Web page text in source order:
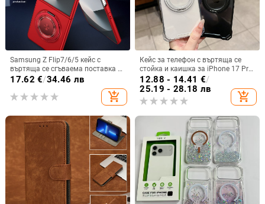
Samsung Z Flip7/6/5 кейс с
въртяща се сгъваема поставка и
магнитна скоба, 360° въртене,
поликарбонатен корпус
17.62 €/34.46 лв
add_shopping_cart
Кейс за телефон с въртяща се
стойка и каишка за iPhone 17 Pro
Max, 16, 15 и iPhone 11
12.88 - 14.41 €/
25.19 - 28.18 лв
add_shopping_cart